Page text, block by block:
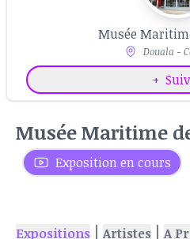
Douala -
+
Musée Maritime
Exposition en cours
Expositions | Artistes | A